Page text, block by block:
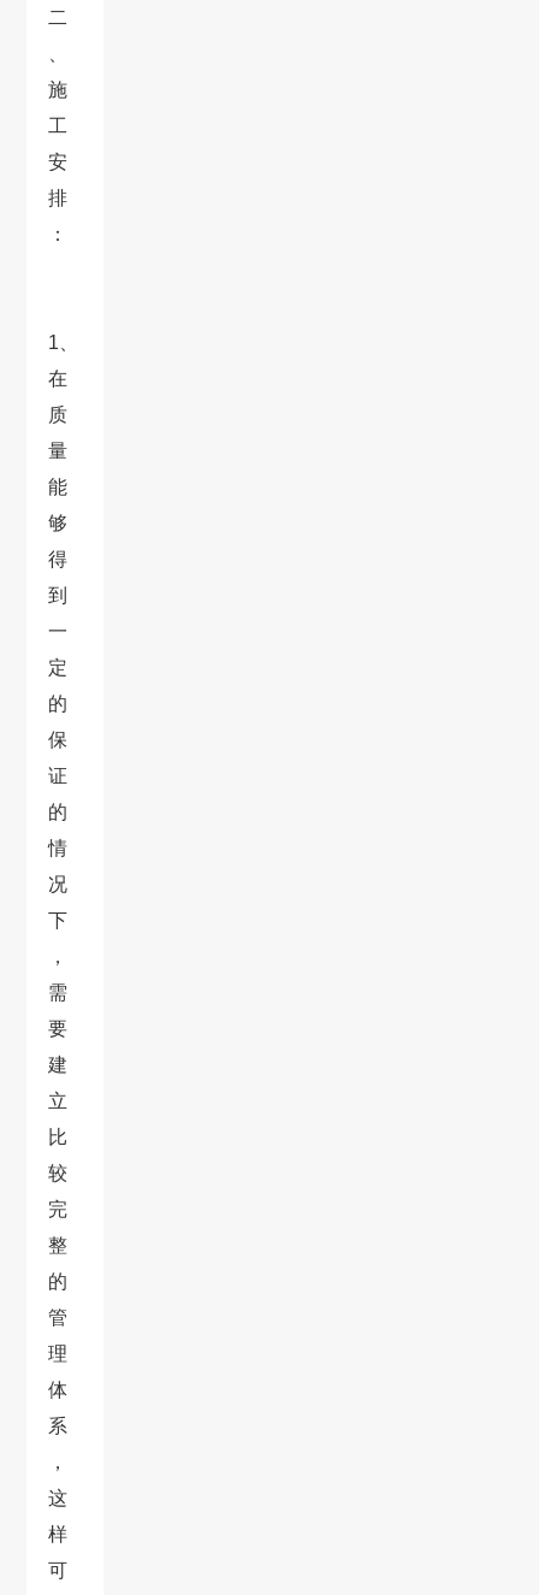
二
施
工
安
排
：
1、
在
质
量
能
够
得
到
一
定
的
保
证
的
情
况
下
，
需
要
建
立
比
较
完
整
的
管
理
体
系
，
这
样
可